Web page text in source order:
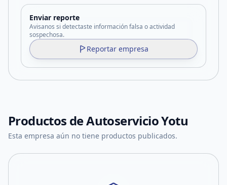
Enviar reporte
Avisanos si detectaste información falsa o actividad
sospechosa.
Reportar empresa
Productos deAutoservicio Yotu
Esta empresa aún no tiene productos publicados.